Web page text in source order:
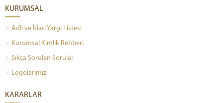
KURUMSAL
Adli ve İdari Yargı Listesi
Kurumsal Kimlik Rehberi
Sıkça Sorulan Sorular
Logolarımız
KARARLAR